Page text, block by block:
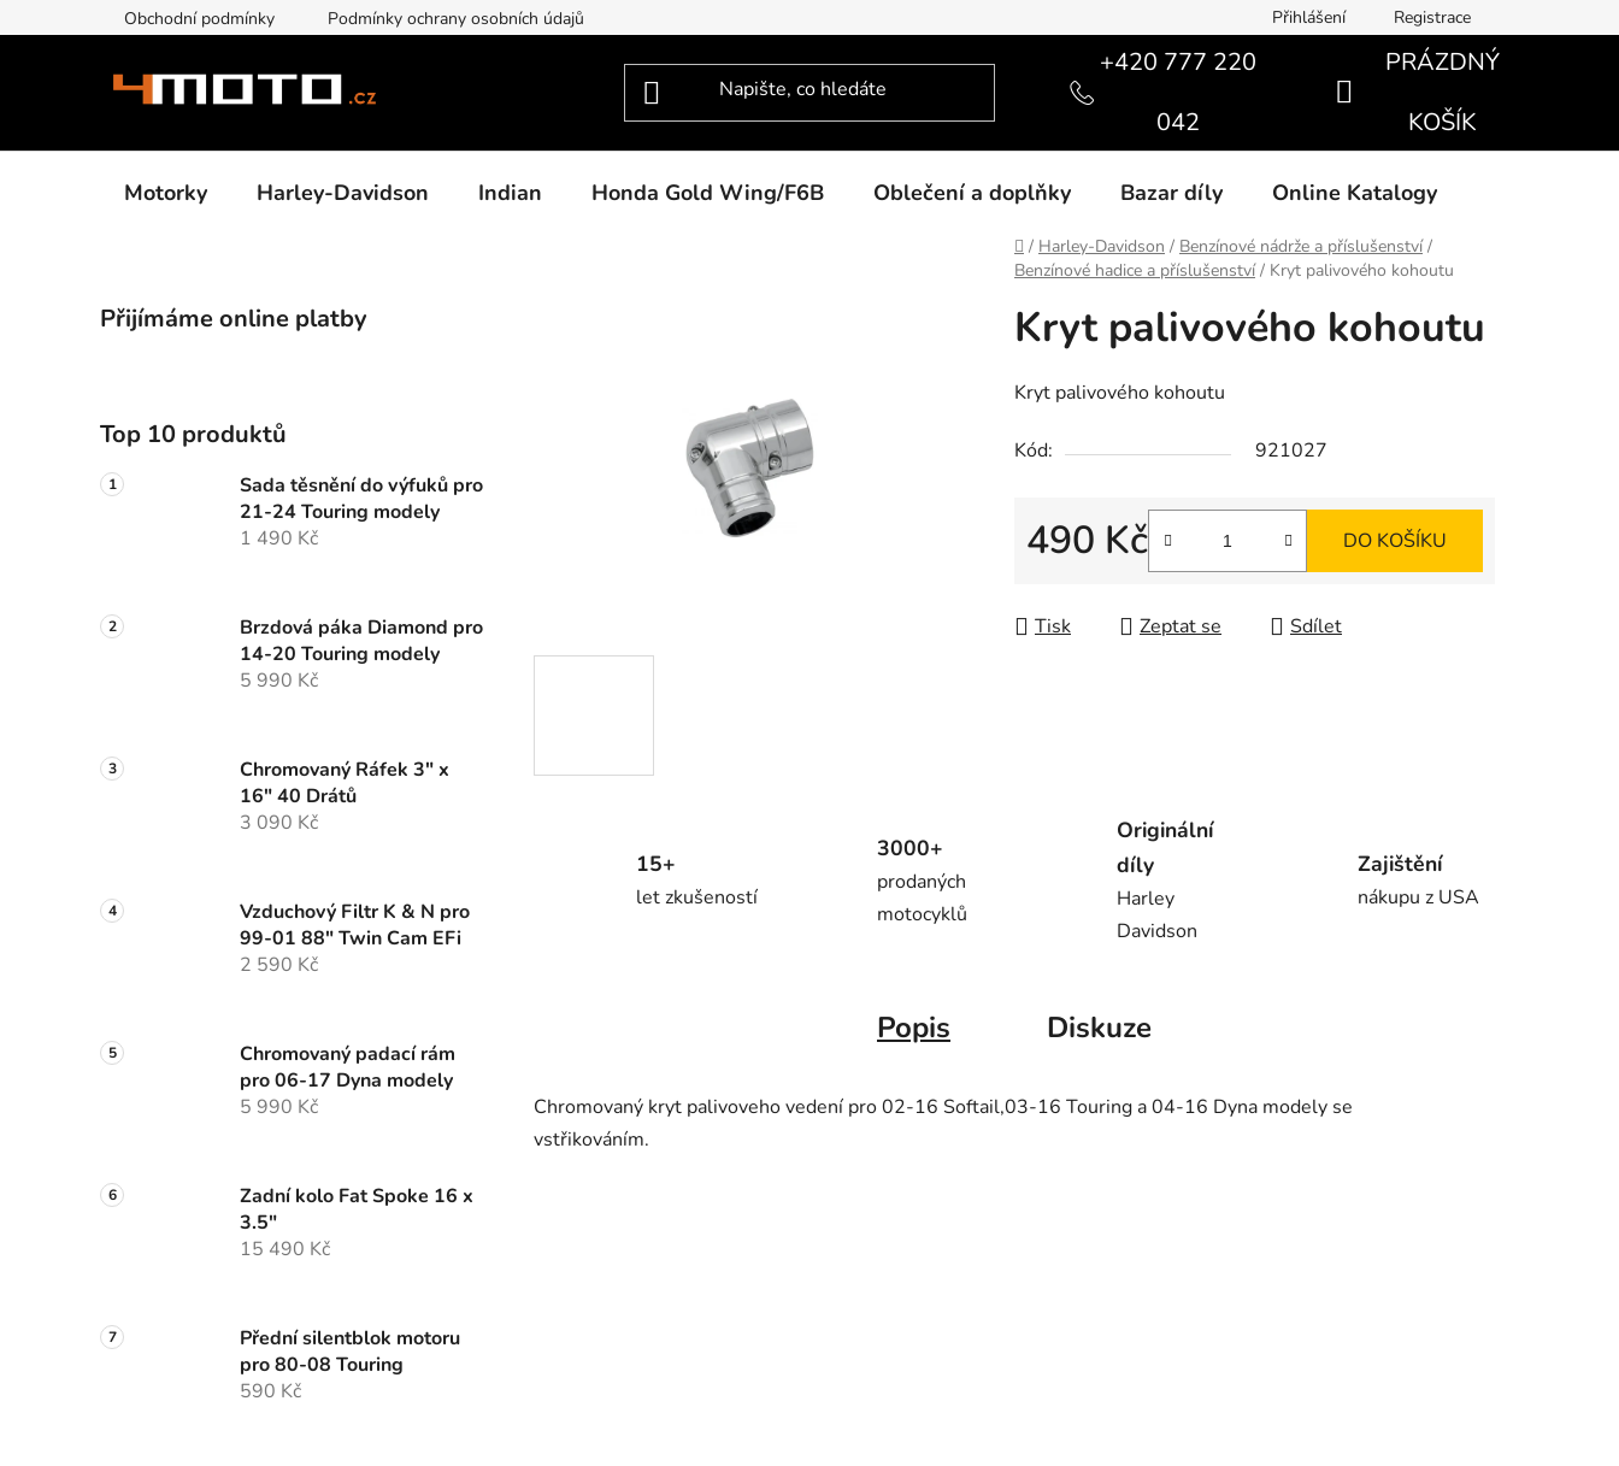
na
Obchodní podmínky Podmínky ochrany osobních údajů Přihlášení Registrace
+420 777 220
042
NÁKUPNÍ
KOŠÍK
PRÁZDNÝ
KOŠÍK
Motorky Harley-Davidson Indian Honda Gold Wing/F6B Oblečení a doplňky Bazar díly Online Katalogy
Domů
/ Harley-Davidson / Benzínové nádrže a příslušenství /
Benzínové hadice a příslušenství / Kryt palivového kohoutu
o
r
a
n
a
n
Přijímáme online platby
Top 10 produktů
Sada těsnění do výfuků pro
21-24 Touring modely
1 490 Kč
Brzdová páka Diamond pro
14-20 Touring modely
5 990 Kč
Chromovaný Ráfek 3" x
16" 40 Drátů
3 090 Kč
Vzduchový Filtr K & N pro
99-01 88" Twin Cam EFi
2 590 Kč
Chromovaný padací rám
pro 06-17 Dyna modely
5 990 Kč
Zadní kolo Fat Spoke 16 x
3.5"
15 490 Kč
Přední silentblok motoru
pro 80-08 Touring
590 Kč
Kryt palivového kohoutu
Kryt palivového kohoutu
Kód: 921027
490 Kč DO KOŠÍKU
Tisk Zeptat se Sdílet
15+
let zkušeností
3000+
prodaných
motocyklů
Originální
díly
Harley
Davidson
Zajištění
nákupu z USA
Popis Diskuze
Chromovaný kryt palivoveho vedení pro 02-16 Softail,03-16 Touring a 04-16 Dyna modely se
vstřikováním.